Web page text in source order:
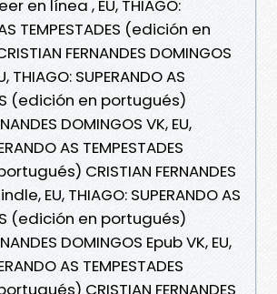
en línea , EU, THIAGO:
TEMPESTADES (edición en
FERNANDES DOMINGOS
THIAGO: SUPERANDO AS
(edición en portugués)
DOMINGOS VK, EU,
AS TEMPESTADES
CRISTIAN FERNANDES
EU, THIAGO: SUPERANDO AS
(edición en portugués)
DOMINGOS Epub VK, EU,
AS TEMPESTADES
CRISTIAN FERNANDES